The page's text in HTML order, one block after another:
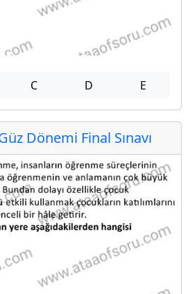
C D E
Dönemi Final Sınavı